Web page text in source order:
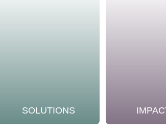
SOLUTIONS